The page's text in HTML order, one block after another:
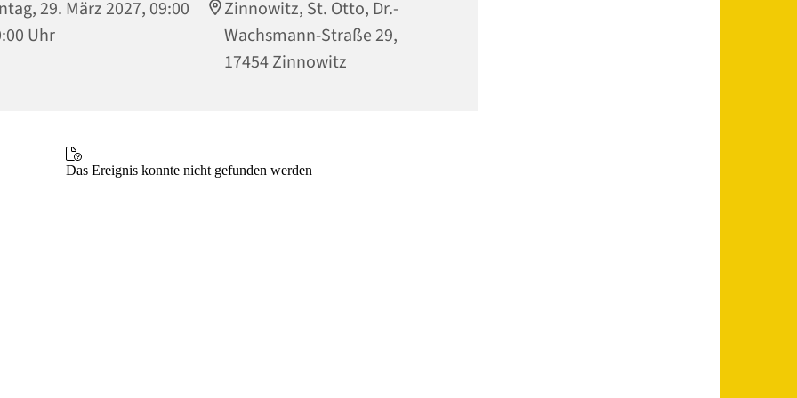
29. März 2027, 09:00
Uhr
Zinnowitz, St. Otto, Dr.-
Wachsmann-Straße 29,
17454 Zinnowitz